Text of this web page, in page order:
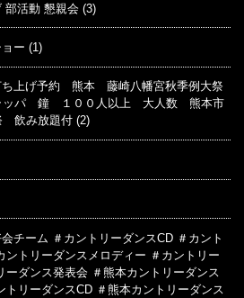
部活動 懇親会 (3)
ー (1)
ち上げ予約 熊本 藤崎八幡宮秋季例大祭
パ 鐘 １００人以上 大人数 熊本市
飲み放題付 (2)
チーム ＃カントリーダンスCD ＃カント
ントリーダンスメロディー ＃カントリー
ーダンス発表会 ＃熊本カントリーダンス
トリーダンスCD ＃熊本カントリーダンス